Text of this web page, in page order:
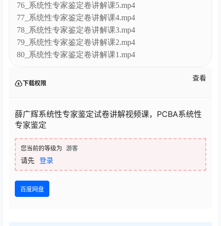
76_系统性专家鉴定卷讲解课5.mp4
77_系统性专家鉴定卷讲解课4.mp4
78_系统性专家鉴定卷讲解课3.mp4
79_系统性专家鉴定卷讲解课2.mp4
80_系统性专家鉴定卷讲解课1.mp4
下载权限
查看
薛广辉系统性专家鉴定试卷讲解视频课，PCBA系统性
专家鉴定
您当前的等级为 游客
请先 登录
百度网盘